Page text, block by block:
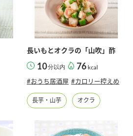
中華
レモン果汁
おすしの素
米飯用調味液
歴史
組み
ンター（アーカイブ）
た
長いもとオクラの「山吹」酢
10分以内 76 kcal
#おうち居酒屋 #カロリー控えめ
長芋・山芋 オクラ